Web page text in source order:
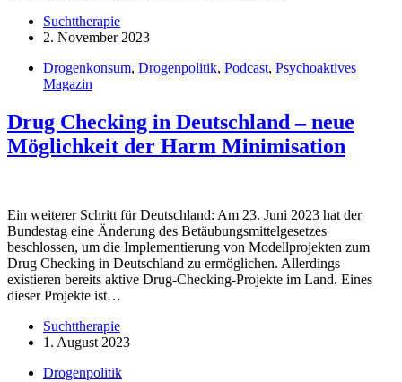
Suchttherapie
2. November 2023
Drogenkonsum, Drogenpolitik, Podcast, Psychoaktives
Magazin
Drug Checking in Deutschland – neue
Möglichkeit der Harm Minimisation
Ein weiterer Schritt für Deutschland: Am 23. Juni 2023 hat der
Bundestag eine Änderung des Betäubungsmittelgesetzes
beschlossen, um die Implementierung von Modellprojekten zum
Drug Checking in Deutschland zu ermöglichen. Allerdings
existieren bereits aktive Drug-Checking-Projekte im Land. Eines
dieser Projekte ist…
Suchttherapie
1. August 2023
Drogenpolitik